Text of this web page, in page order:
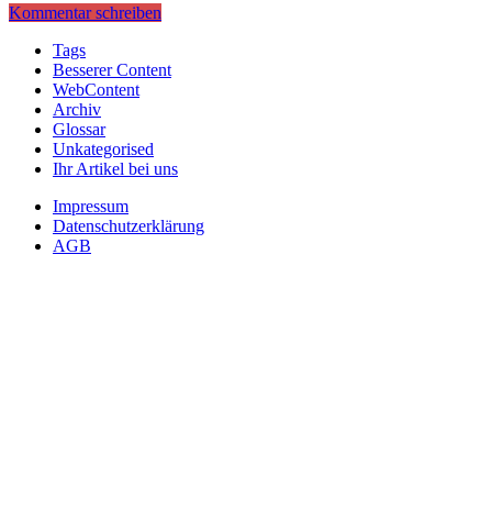
Kommentar schreiben
Tags
Besserer Content
WebContent
Archiv
Glossar
Unkategorised
Ihr Artikel bei uns
Impressum
Datenschutzerklärung
AGB